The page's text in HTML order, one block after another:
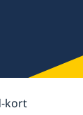
kort